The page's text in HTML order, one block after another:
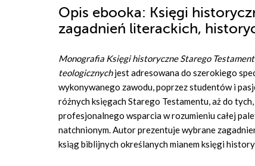
Opis ebooka: Księgi
zagadnień literackich,
Monografia Księgi historyczne Starego
teologicznychjest adresowana do szerokiego
wykonywanego zawodu, poprzez studentów i
różnych księgach Starego Testamentu, aż do
profesjonalnego wsparcia w rozumieniu całej
natchnionym. Autor prezentuje wybrane
ksiąg biblijnych określanych mianem księgi